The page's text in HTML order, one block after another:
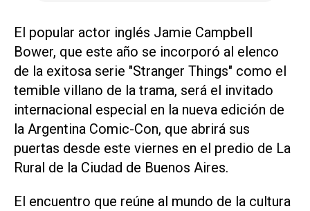
El popular actor inglés Jamie Campbell
Bower, que este año se incorporó al elenco
de la exitosa serie "Stranger Things" como el
temible villano de la trama, será el invitado
internacional especial en la nueva edición de
la Argentina Comic-Con, que abrirá sus
puertas desde este viernes en el predio de La
Rural de la Ciudad de Buenos Aires.
El encuentro que reúne al mundo de la cultura